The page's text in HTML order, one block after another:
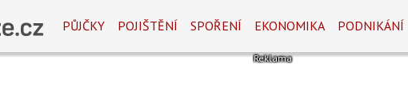
PŮJČKY POJIŠTĚNÍ SPOŘENÍ EKONOMIKA PODNIKÁNÍ